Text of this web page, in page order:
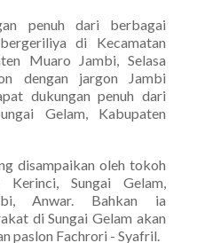
penuh dari berbagai
di Kecamatan
Muaro Jambi, Selasa
dengan jargon Jambi
dukungan penuh dari
Gelam, Kabupaten
disampaikan oleh tokoh
Sungai Gelam,
Anwar. Bahkan ia
di Sungai Gelam akan
paslon Fachrori - Syafril.